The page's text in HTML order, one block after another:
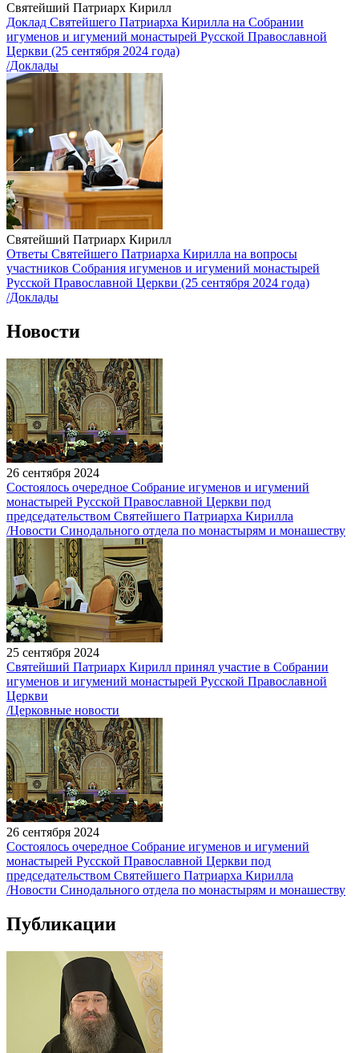
Святейший Патриарх Кирилл
Доклад Святейшего Патриарха Кирилла на Собрании
игуменов и игумений монастырей Русской Православной
Церкви (25 сентября 2024 года)
/Доклады
Святейший Патриарх Кирилл
Ответы Святейшего Патриарха Кирилла на вопросы
участников Собрания игуменов и игумений монастырей
Русской Православной Церкви (25 сентября 2024 года)
/Доклады
Новости
26 сентября 2024
Состоялось очередное Собрание игуменов и игумений
монастырей Русской Православной Церкви под
председательством Святейшего Патриарха Кирилла
/Новости Синодального отдела по монастырям и монашеству
25 сентября 2024
Святейший Патриарх Кирилл принял участие в Собрании
игуменов и игумений монастырей Русской Православной
Церкви
/Церковные новости
26 сентября 2024
Состоялось очередное Собрание игуменов и игумений
монастырей Русской Православной Церкви под
председательством Святейшего Патриарха Кирилла
/Новости Синодального отдела по монастырям и монашеству
Публикации